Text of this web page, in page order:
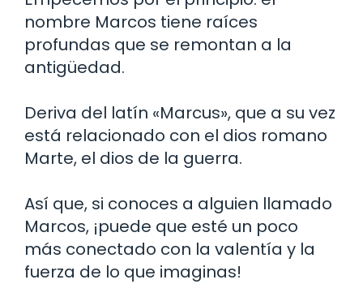
nombre Marcos tiene raíces
profundas que se remontan a la
antigüedad.
Deriva del latín «Marcus», que a su vez
está relacionado con el dios romano
Marte, el dios de la guerra.
Así que, si conoces a alguien llamado
Marcos, ¡puede que esté un poco
más conectado con la valentía y la
fuerza de lo que imaginas!